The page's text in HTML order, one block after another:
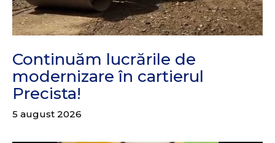
Continuăm lucrările de
modernizare în cartierul
Precista!
5 august 2026